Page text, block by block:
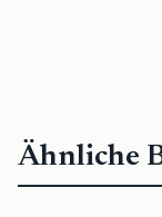
Ähnliche